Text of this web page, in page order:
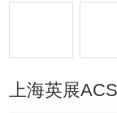
上海英展